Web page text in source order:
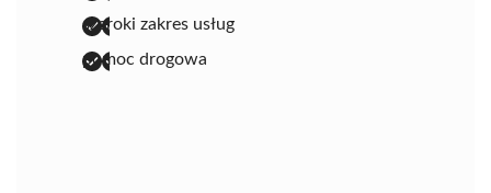
szeroki zakres usług
pomoc drogowa